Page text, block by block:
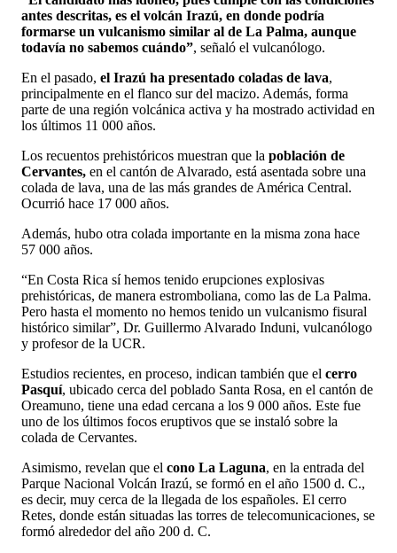
antes descritas, es el volcán Irazú, en donde podría
formarse un vulcanismo similar al de La Palma, aunque
todavía no sabemos cuándo”, señaló el vulcanólogo.
En el pasado, el Irazú ha presentado coladas de lava,
principalmente en el flanco sur del macizo. Además, forma
parte de una región volcánica activa y ha mostrado actividad en
los últimos 11 000 años.
Los recuentos prehistóricos muestran que la población de
Cervantes, en el cantón de Alvarado, está asentada sobre una
colada de lava, una de las más grandes de América Central.
Ocurrió hace 17 000 años.
Además, hubo otra colada importante en la misma zona hace
57 000 años.
“En Costa Rica sí hemos tenido erupciones explosivas
prehistóricas, de manera estromboliana, como las de La Palma.
Pero hasta el momento no hemos tenido un vulcanismo fisural
histórico similar”, Dr. Guillermo Alvarado Induni, vulcanólogo
y profesor de la UCR.
Estudios recientes, en proceso, indican también que el cerro
Pasquí, ubicado cerca del poblado Santa Rosa, en el cantón de
Oreamuno, tiene una edad cercana a los 9 000 años. Este fue
uno de los últimos focos eruptivos que se instaló sobre la
colada de Cervantes.
Asimismo, revelan que el cono La Laguna, en la entrada del
Parque Nacional Volcán Irazú, se formó en el año 1500 d. C.,
es decir, muy cerca de la llegada de los españoles. El cerro
Retes, donde están situadas las torres de telecomunicaciones, se
formó alrededor del año 200 d. C.